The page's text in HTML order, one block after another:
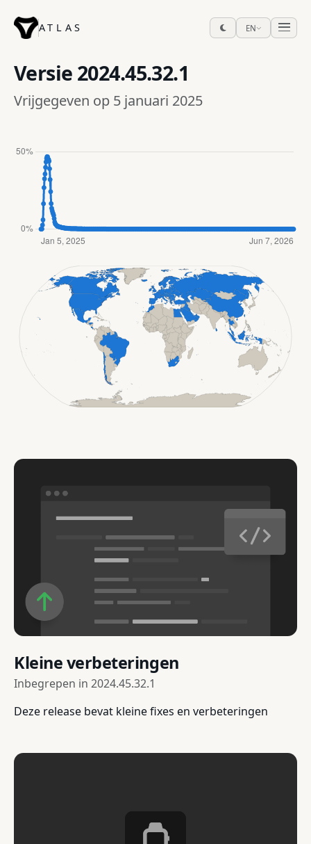
ATLAS EN
Versie 2024.45.32.1
Vrijgegeven op 5 januari 2025
Kleine verbeteringen
Inbegrepen in 2024.45.32.1
Deze release bevat kleine fixes en verbeteringen